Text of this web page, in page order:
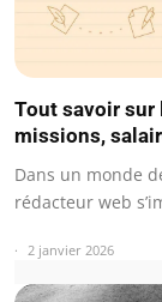
Tout savoir sur
missions,
Dans un monde
rédacteur web
2 janvier 2026